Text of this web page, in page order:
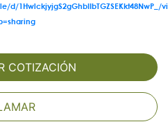
1HwlckjyjgS2gGhbIIbTGZSEKkt48NwP_/
COTIZACIÓN